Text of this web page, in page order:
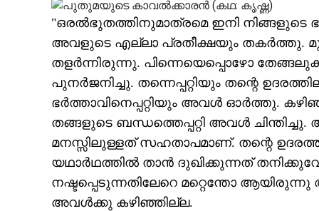
"ഒരല്‍ഭുതത്തിനുമാത്രമെ ഇനി നിങ്ങളുടെ
അവളുടെ എല്ലാ പ്രതീക്ഷയും തകര്‍ത്തു.
തളര്‍ന്നിരുന്നു. പിന്നെയെപ്പൊഴോ
പുനര്‍ജനിച്ചു. തന്നെപ്പറ്റിയും തന്റെ
ഭര്‍ത്താവിനെപ്പറ്റിയും അവള്‍ ഓര്‍ത്തു.
തങ്ങളുടെ ബന്ധത്തെപ്പറ്റി അവള്‍
മനസ്സിലുള്ളത് സഹതാപമാണ്. തന്റെ
യഥാര്‍ഥത്തില്‍ താന്‍ ദുഖിക്കുന്നത്
നഷ്ടപ്പെടുന്നതിലേറെ മറ്റെന്തോ
അവള്‍ക്കു കഴിഞ്ഞില്ല.